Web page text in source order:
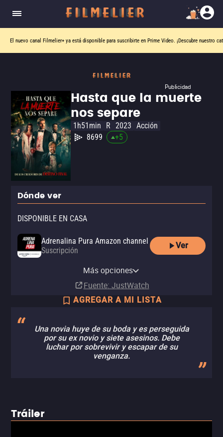
El nuevo canal Filmelier+ ya está disponible para suscribirte en Prime Video. ¡Descubre nuestro
Publicidad
Hasta que la muerte
nos separe
1h51min R 2023 Acción
8699
+5
Dónde ver
DISPONIBLE EN CASA
Adrenalina Pura Amazon channel
Suscripción
Ver
Adrenalina Pura Apple TV
Más opciones
Fuente: JustWatch
AGREGAR A MI LISTA
Una novia huye de su boda y es perseguida
por su ex novio y siete asesinos. Debe
luchar por sobrevivir y escapar de su
venganza.
Tráiler